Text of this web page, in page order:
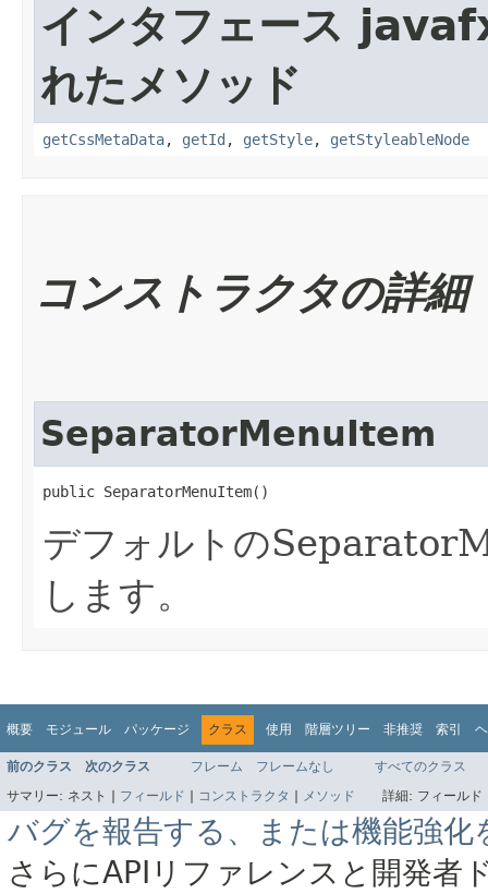
インタフェース
れたメソッド
getCssMetaData, getId , getStyle, getStyleableNode
コンストラクタの詳細
SeparatorMenuItem
public SeparatorMenuItem()
デフォルトの
します。
概要 モジュール パッケージ クラス 使用 階層ツリー 非推奨 索引
前のクラス 次のクラス フレーム フレームなし
すべてのクラス
サマリー: ネスト | フィールド | コンストラクタ | メソッド 詳細: フィール
バグを報告する、または機能強化
さらにAPIリファレンスと開発者